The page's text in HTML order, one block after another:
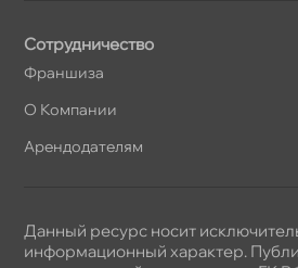
Сотрудничество
Франшиза
О Компании
Арендодателям
Данный ресурс носит
информационный характер.